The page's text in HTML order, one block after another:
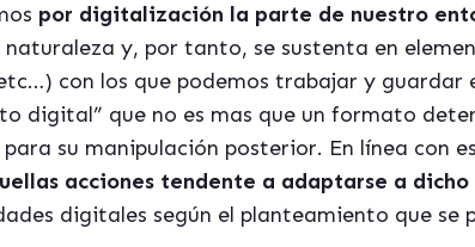
por digitalización la parte de nuestro
naturaleza y, por tanto, se sustenta en
con los que podemos trabajar y
digital” que no es mas que un formato
su manipulación posterior. En línea con
acciones tendente a adaptarse a
digitales según el planteamiento que se